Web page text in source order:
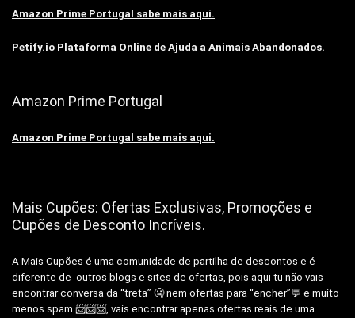
Amazon Prime Portugal sabe mais aqui.
Petify.io Plataforma Online de Ajuda a Animais Abandonados.
Amazon Prime Portugal
Amazon Prime Portugal sabe mais aqui.
Mais Cupões: Ofertas Exclusivas, Promoções e
Cupões de Desconto Incríveis.
A Mais Cupões é uma comunidade de partilha de descontos e é
diferente de outros blogs e sites de ofertas, pois aqui tu não vais
encontrar conversa da “treta” 🤐 nem ofertas para “encher”💬 e muito
menos spam 📨📨📨, vais encontrar apenas ofertas reais de uma